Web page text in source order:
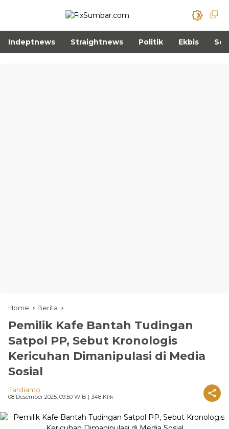
Indeptnews Straightnews Politik Ekbis
Home Berita
Pemilik Kafe Bantah Tudingan
Satpol PP, Sebut Kronologis
Kericuhan Dimanipulasi di Media
Sosial
Fardianto
08 Desember 2025, 09:50 WIB | 348 Klik